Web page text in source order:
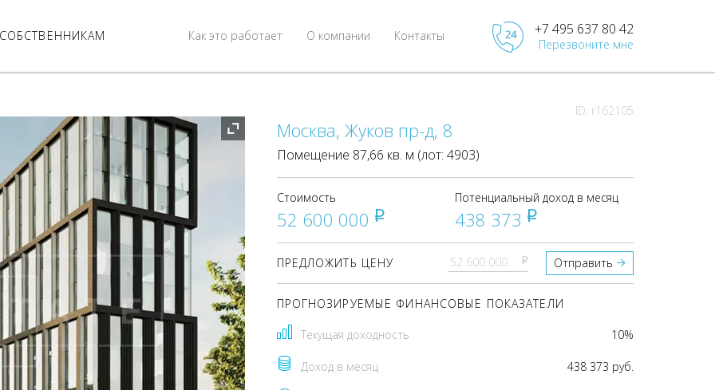
Контакты
О компании
Как это работает +7 495 637 80 42
Перезвоните мне
ID: r162105
Москва, Жуков пр-д, 8
Помещение 87,66 кв. м (лот: 4903)
Стоимость
52 600 000 pуб
Потенциальный доход в месяц
438 373 pуб
ПРЕДЛОЖИТЬ ЦЕНУ pуб Отправить
ПРОГНОЗИРУЕМЫЕ ФИНАНСОВЫЕ ПОКАЗАТЕЛИ
Текущая доходность 10%
Доход в месяц 438 373 руб.